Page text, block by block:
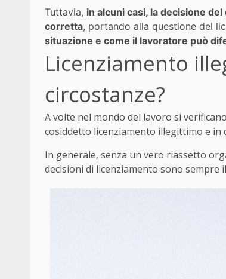
Tuttavia, in alcuni casi, la decisione
corretta, portando alla questione del
situazione e come il lavoratore può
Licenziamento
circostanze?
A volte nel mondo del lavoro si
cosiddetto licenziamento illegittimo e in
In generale, senza un vero riassetto
decisioni di licenziamento sono sempre